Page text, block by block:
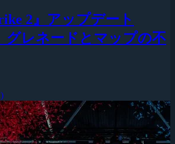
2』アップデート
グレネードとマップの不